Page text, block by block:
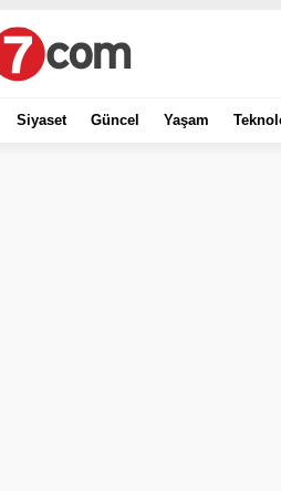
Siyaset Güncel Yaşam